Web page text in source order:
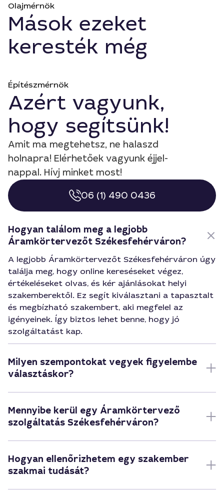
Olajmérnök
Mások ezeket
keresték még
Építészmérnök
Azért vagyunk,
hogy segítsünk!
Amit ma megtehetsz, ne halaszd
holnapra! Elérhetőek vagyunk éjjel-
nappal. Hívj minket most!
06 (1) 490 0436
Hogyan találom meg a legjobb
Áramkörtervezőt Székesfehérváron?
A legjobb Áramkörtervezőt Székesfehérváron úgy
találja meg, hogy online kereséseket végez,
értékeléseket olvas, és kér ajánlásokat helyi
szakemberektől. Ez segít kiválasztani a tapasztalt
és megbízható szakembert, aki megfelel az
igényeinek. Így biztos lehet benne, hogy jó
szolgáltatást kap.
Milyen szempontokat vegyek figyelembe
választáskor?
Mennyibe kerül egy Áramkörtervező
szolgáltatás Székesfehérváron?
Hogyan ellenőrizhetem egy szakember
szakmai tudását?